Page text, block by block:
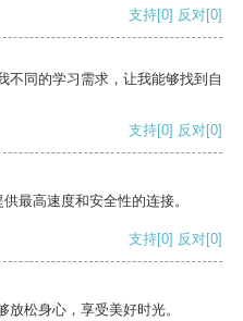
支持[0] 反对[0]
不同的学习需求，让我能够找到自
支持[0] 反对[0]
最高速度和安全性的连接。
支持[0] 反对[0]
松身心，享受美好时光。